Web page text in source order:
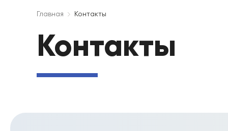
Главная Контакты
Контакты